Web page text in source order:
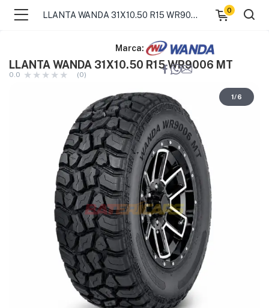
LLANTA WANDA 31X10.50 R15 WR9006 MT
0
Marca:
LLANTA WANDA 31X10.50 R15 WR9006 MT
0.0 (0)
1/6